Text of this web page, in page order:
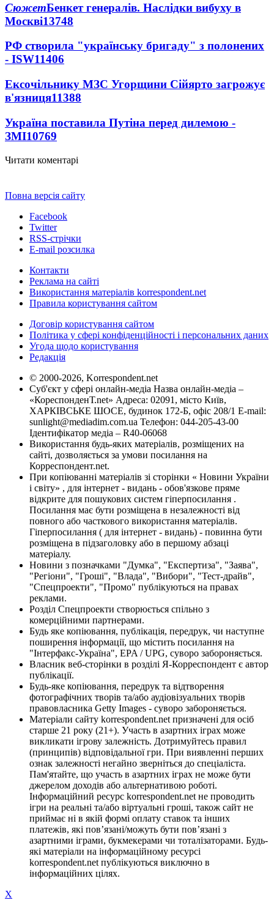
СюжетБенкет генералів. Наслідки вибуху в
Москві13748
РФ створила "українську бригаду" з полонених
- ISW11406
Ексочільнику МЗС Угорщини Сійярто загрожує
в'язниця11388
Україна поставила Путіна перед дилемою -
ЗМІ10769
Читати коментарі
Повна версія сайту
Facebook
Twitter
RSS-стрічки
E-mail розсилка
Контакти
Реклама на сайті
Використання матеріалів korrespondent.net
Правила користування сайтом
Договір користування сайтом
Політика у сфері конфіденційності і персональних даних
Угода щодо користування
Редакція
© 2000-2026, Korrespondent.net
Суб'єкт у сфері онлайн-медіа Назва онлайн-медіа –
«КореспонденТ.net» Адреса: 02091, місто Київ,
ХАРКІВСЬКЕ ШОСЕ, будинок 172-Б, офіс 208/1 E-mail:
sunlight@mediadim.com.ua Телефон: 044-205-43-00
Ідентифікатор медіа – R40-06068
Використання будь-яких матеріалів, розміщених на
сайті, дозволяється за умови посилання на
Корреспондент.net.
При копіюванні матеріалів зі сторінки « Новини України
і світу» , для інтернет - видань - обов'язкове пряме
відкрите для пошукових систем гіперпосилання .
Посилання має бути розміщена в незалежності від
повного або часткового використання матеріалів.
Гіперпосилання ( для інтернет - видань) - повинна бути
розміщена в підзаголовку або в першому абзаці
матеріалу.
Новини з позначками "Думка", "Експертиза", "Заява",
"Регіони", "Гроші", "Влада", "Вибори", "Тест-драйв",
"Спецпроекти", "Промо" публікуються на правах
реклами.
Розділ Спецпроекти створюється спільно з
комерційними партнерами.
Будь яке копіювання, публікація, передрук, чи наступне
поширення інформації, що містить посилання на
"Інтерфакс-Україна", EPA / UPG, суворо забороняється.
Власник веб-сторінки в розділі Я-Корреспондент є автор
публікації.
Будь-яке копіювання, передрук та відтворення
фотографічних творів та/або аудіовізуальних творів
правовласника Getty Images - суворо забороняється.
Матеріали сайту korrespondent.net призначені для осіб
старше 21 року (21+). Участь в азартних іграх може
викликати ігрову залежність. Дотримуйтесь правил
(принципів) відповідальної гри. При виявленні перших
ознак залежності негайно зверніться до спеціаліста.
Пам'ятайте, що участь в азартних іграх не може бути
джерелом доходів або альтернативою роботі.
Інформаційний ресурс korrespondent.net не проводить
ігри на реальні та/або віртуальні гроші, також сайт не
приймає ні в якій формі оплату ставок та інших
платежів, які пов’язані/можуть бути пов’язані з
азартними іграми, букмекерами чи тоталізаторами. Будь-
які матеріали на інформаційному ресурсі
korrespondent.net публікуються виключно в
інформаційних цілях.
X